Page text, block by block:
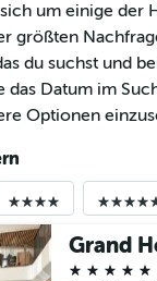
um einige der
größten
du suchst und
das Datum im
Optionen
5 Sterne